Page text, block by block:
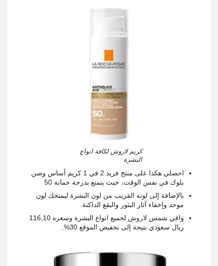
كريم لاروش لكافة انواع
البشرة
احصلي هكذا على منتج فريد 2 في 1 كريم أساس وصن
بلوك في نفس الوقت، حيث يتمتع بدرجة حماية 50
بالإضافة إلى لونه القريب من لون البشرة ليمنحك لون
موحد وإخفاء آثار البثور والبقع الداكنة.
واقي شمس لاروش لجميع انواع البشرة وسعره 116,10
ريال سعودي نتيجة إلى تخفيض الموقع 30%
.